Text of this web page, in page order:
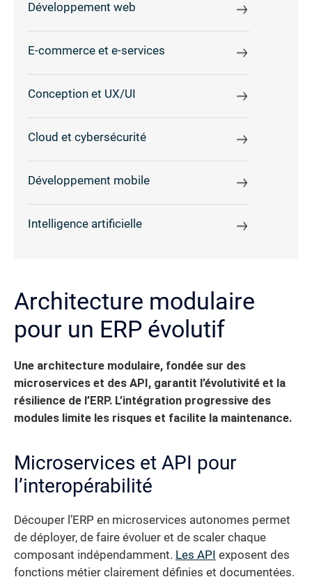
Développement web
E-commerce et e-services
Conception et UX/UI
Cloud et cybersécurité
Développement mobile
Intelligence artificielle
Architecture modulaire
pour un ERP évolutif
Une architecture modulaire, fondée sur des
microservices et des API, garantit l’évolutivité et la
résilience de l’ERP. L’intégration progressive des
modules limite les risques et facilite la maintenance.
Microservices et API pour
l’interopérabilité
Découper l’ERP en microservices autonomes permet
de déployer, de faire évoluer et de scaler chaque
composant indépendamment. Les API exposent des
fonctions métier clairement définies et documentées.